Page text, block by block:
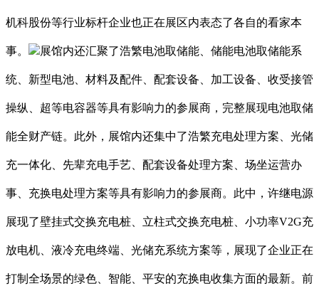
机科股份等行业标杆企业也正在展区内表态了各自的看家本
事。 展馆内还汇聚了浩繁电池取储能、储能电池取储能系
统、新型电池、材料及配件、配套设备、加工设备、收受接管
操纵、超等电容器等具有影响力的参展商，完整展现电池取储
能全财产链。此外，展馆内还集中了浩繁充电处理方案、光储
充一体化、先辈充电手艺、配套设备处理方案、场坐运营办
事、充换电处理方案等具有影响力的参展商。此中，许继电源
展现了壁挂式交换充电桩、立柱式交换充电桩、小功率V2G充
放电机、液冷充电终端、光储充系统方案等，展现了企业正在
打制全场景的绿色、智能、平安的充换电收集方面的最新。前